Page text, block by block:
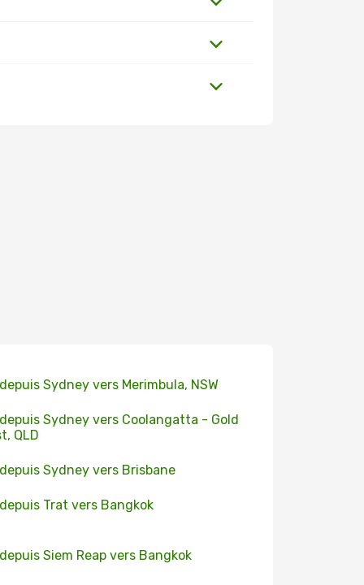
Sydney vers Merimbula, NSW
Sydney vers Coolangatta - Gold
QLD
Sydney vers Brisbane
Trat vers Bangkok
Siem Reap vers Bangkok